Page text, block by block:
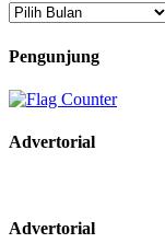
Arsip
Pengunjung
Advertorial
Advertorial